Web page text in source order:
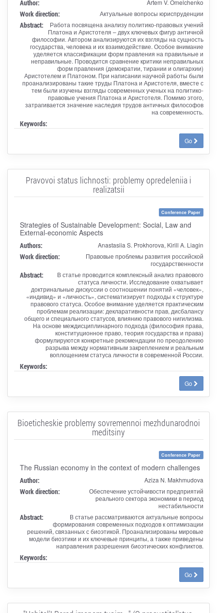
Author: Artem V. Omelchenko
Work direction: Актуальные вопросы юриспруденции
Abstract:
Работа посвящена анализу политико-правовых учений
Платона и Аристотеля – двух ключевых фигур античной
философии. Автором анализируются их взгляды на сущность
государства, человека и их взаимодействие. Особое внимание
уделяется классификации форм правления на правильные и
неправильные. Проводится сравнение критики неправильных
форм правления (демократии, тирании и олигархии)
Аристотелем и Платоном. При написании научной работы были
проанализированы такие труды Платона и Аристотеля, вместе с
тем были изучены взгляды современных ученых на политико-
правовые учения Платона и Аристотеля. Помимо этого,
затрагивается значение наследия трудов античных философов
на современность.
Keywords:
Go
Pravovoi status lichnosti: problemy opredeleniia i
realizatsii
Conference Paper
Strategies of Sustainable Development: Social, Law and
External-economic Aspects
Authors: Anastasiia S. Prokhorova, Kirill A. Liagin
Work direction:
Правовые проблемы развития российской
государственности
Abstract:
В статье проводится комплексный анализ правового
статуса личности. Исследование охватывает
доктринальные дискуссии о соотношении понятий «человек»,
«индивид» и «личность», систематизирует подходы к структуре
правового статуса. Особое внимание уделяется практическим
проблемам реализации: декларативности прав, дисбалансу
общего и специального статусов, влиянию правового нигилизма.
На основе междисциплинарного подхода (философия права,
конституционное право, теория государства и права)
формулируются конкретные рекомендации по преодолению
разрыва между нормативным закреплением и реальным
воплощением статуса личности в современной России.
Keywords:
Go
Bioeticheskie problemy sovremennoi mezhdunarodnoi
meditsiny
Conference Paper
The Russian economy in the context of modern challenges
Author: Aziza N. Makhmudova
Work direction:
Обеспечение устойчивости предприятий
реального сектора экономики в период
нестабильности
Abstract:
В статье рассматриваются актуальные вопросы
формирования современных подходов к оптимизации
решений, связанных с биоэтикой. Проанализированы мировые
модели биоэтики и их ключевые принципы, а также приведены
направления разрешения биоэтических конфликтов.
Keywords:
Go